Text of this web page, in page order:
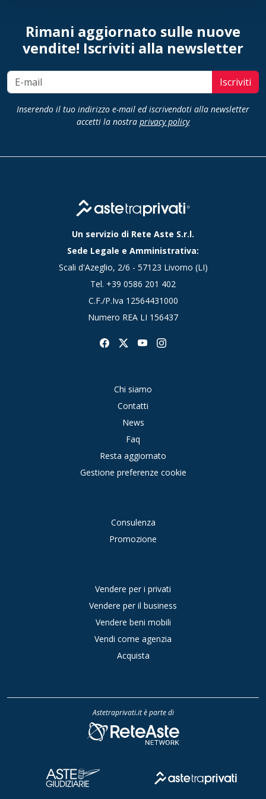
Rimani aggiornato sulle nuove
vendite! Iscriviti alla newsletter
Iscriviti
Inserendo il tuo indirizzo e-mail ed iscrivendoti alla newsletter
accetti la nostra privacy policy
Un servizio di Rete Aste S.r.l.
Sede Legale e Amministrativa:
Scali d'Azeglio, 2/6 - 57123 Livorno (LI)
Tel. +39 0586 201 402
C.F./P.Iva 12564431000
Numero REA LI 156437
Chi siamo
Contatti
News
Faq
Resta aggiornato
Gestione preferenze cookie
Consulenza
Promozione
Vendere per i privati
Vendere per il business
Vendere beni mobili
Vendi come agenzia
Acquista
Astetraprivati.it è parte di